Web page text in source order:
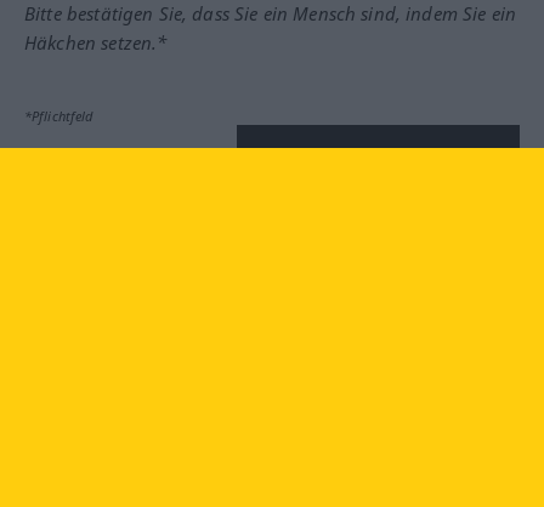
Bitte bestätigen Sie, dass Sie ein Mensch sind, indem Sie ein
Häkchen setzen.*
*Pflichtfeld
Feedback absenden